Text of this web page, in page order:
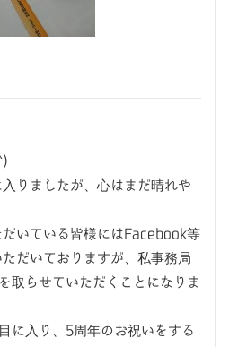
りましたが、心はまだ晴れや
いている皆様にはFacebook等
だいておりますが、私事務局
取らせていただくことになりま
に入り、5周年のお祝いをする